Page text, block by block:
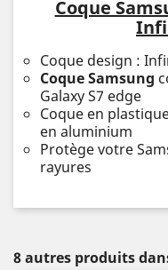
Coque
Coque design :
Coque Samsung
Galaxy S7 edge
Coque en
en aluminium
Protège votre
rayures
8 autres produits